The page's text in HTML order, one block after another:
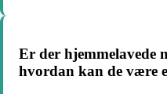
Er der hjemmelavede
hvordan kan de være